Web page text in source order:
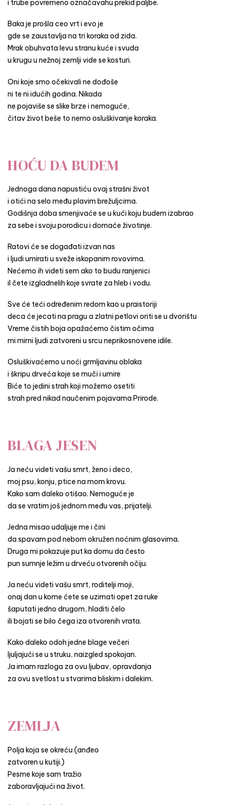
i trube povremeno označavahu prekid paljbe.
Baka je prošla ceo vrt i evo je
gde se zaustavlja na tri koraka od zida.
Mrak obuhvata levu stranu kuće i svuda
u krugu u nežnoj zemlji vide se kosturi.
Oni koje smo očekivali ne dođoše
ni te ni idućih godina. Nikada
ne pojaviše se slike brze i nemoguće,
čitav život beše to nemo osluškivanje koraka.
HOĆU DA BUDEM
Jednoga dana napustiću ovaj strašni život
i otići na selo među plavim brežuljcima.
Godišnja doba smenjivaće se u kući koju budem izabrao
za sebe i svoju porodicu i domaće životinje.
Ratovi će se događati izvan nas
i ljudi umirati u sveže iskopanim rovovima.
Nećemo ih videti sem ako to budu ranjenici
il čete izgladnelih koje svrate za hleb i vodu.
Sve će teći određenim redom kao u praistoriji
deca će jecati na pragu a zlatni petlovi oriti se u dvorištu
Vreme čistih boja opažaćemo čistim očima
mi mirni ljudi zatvoreni u srcu neprikosnovene idile.
Osluškivaćemo u noći grmljavinu oblaka
i škripu drveća koje se muči i umire
Biće to jedini strah koji možemo osetiti
strah pred nikad naučenim pojavama Prirode.
BLAGA JESEN
Ja neću videti vašu smrt, ženo i deco,
moj psu, konju, ptice na mom krovu.
Kako sam daleko otišao. Nemoguće je
da se vratim još jednom među vas, prijatelji.
Jedna misao udaljuje me i čini
da spavam pod nebom okružen noćnim glasovima.
Druga mi pokazuje put ka domu da često
pun sumnje ležim u drveću otvorenih očiju.
Ja neću videti vašu smrt, roditelji moji,
onaj dan u kome ćete se uzimati opet za ruke
šaputati jedno drugom, hladiti čelo
ili bojati se bilo čega iza otvorenih vrata.
Kako daleko odoh jedne blage večeri
ljuljajući se u struku, naizgled spokojan.
Ja imam razloga za ovu ljubav, opravdanja
za ovu svetlost u stvarima bliskim i dalekim.
ZEMLJA
Polja koja se okreću (anđeo
zatvoren u kutiji.)
Pesme koje sam tražio
zaboravljajući na život.